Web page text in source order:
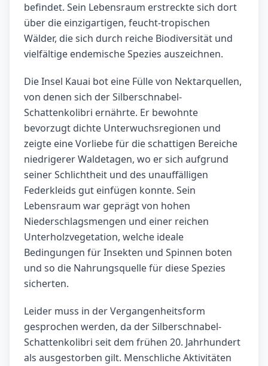
befindet. Sein Lebensraum erstreckte sich dort
über die einzigartigen, feucht-tropischen
Wälder, die sich durch reiche Biodiversität und
vielfältige endemische Spezies auszeichnen.
Die Insel Kauai bot eine Fülle von Nektarquellen,
von denen sich der Silberschnabel-
Schattenkolibri ernährte. Er bewohnte
bevorzugt dichte Unterwuchsregionen und
zeigte eine Vorliebe für die schattigen Bereiche
niedrigerer Waldetagen, wo er sich aufgrund
seiner Schlichtheit und des unauffälligen
Federkleids gut einfügen konnte. Sein
Lebensraum war geprägt von hohen
Niederschlagsmengen und einer reichen
Unterholzvegetation, welche ideale
Bedingungen für Insekten und Spinnen boten
und so die Nahrungsquelle für diese Spezies
sicherten.
Leider muss in der Vergangenheitsform
gesprochen werden, da der Silberschnabel-
Schattenkolibri seit dem frühen 20. Jahrhundert
als ausgestorben gilt. Menschliche Aktivitäten